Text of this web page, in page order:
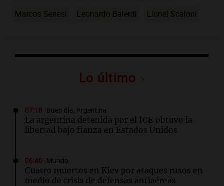
Marcos Senesi Leonardo Balerdi Lionel Scaloni
Lo último
07:18 Buen día, Argentina
La argentina detenida por el ICE obtuvo la
libertad bajo fianza en Estados Unidos
06:40 Mundo
Cuatro muertos en Kiev por ataques rusos en
medio de crisis de defensas antiaéreas